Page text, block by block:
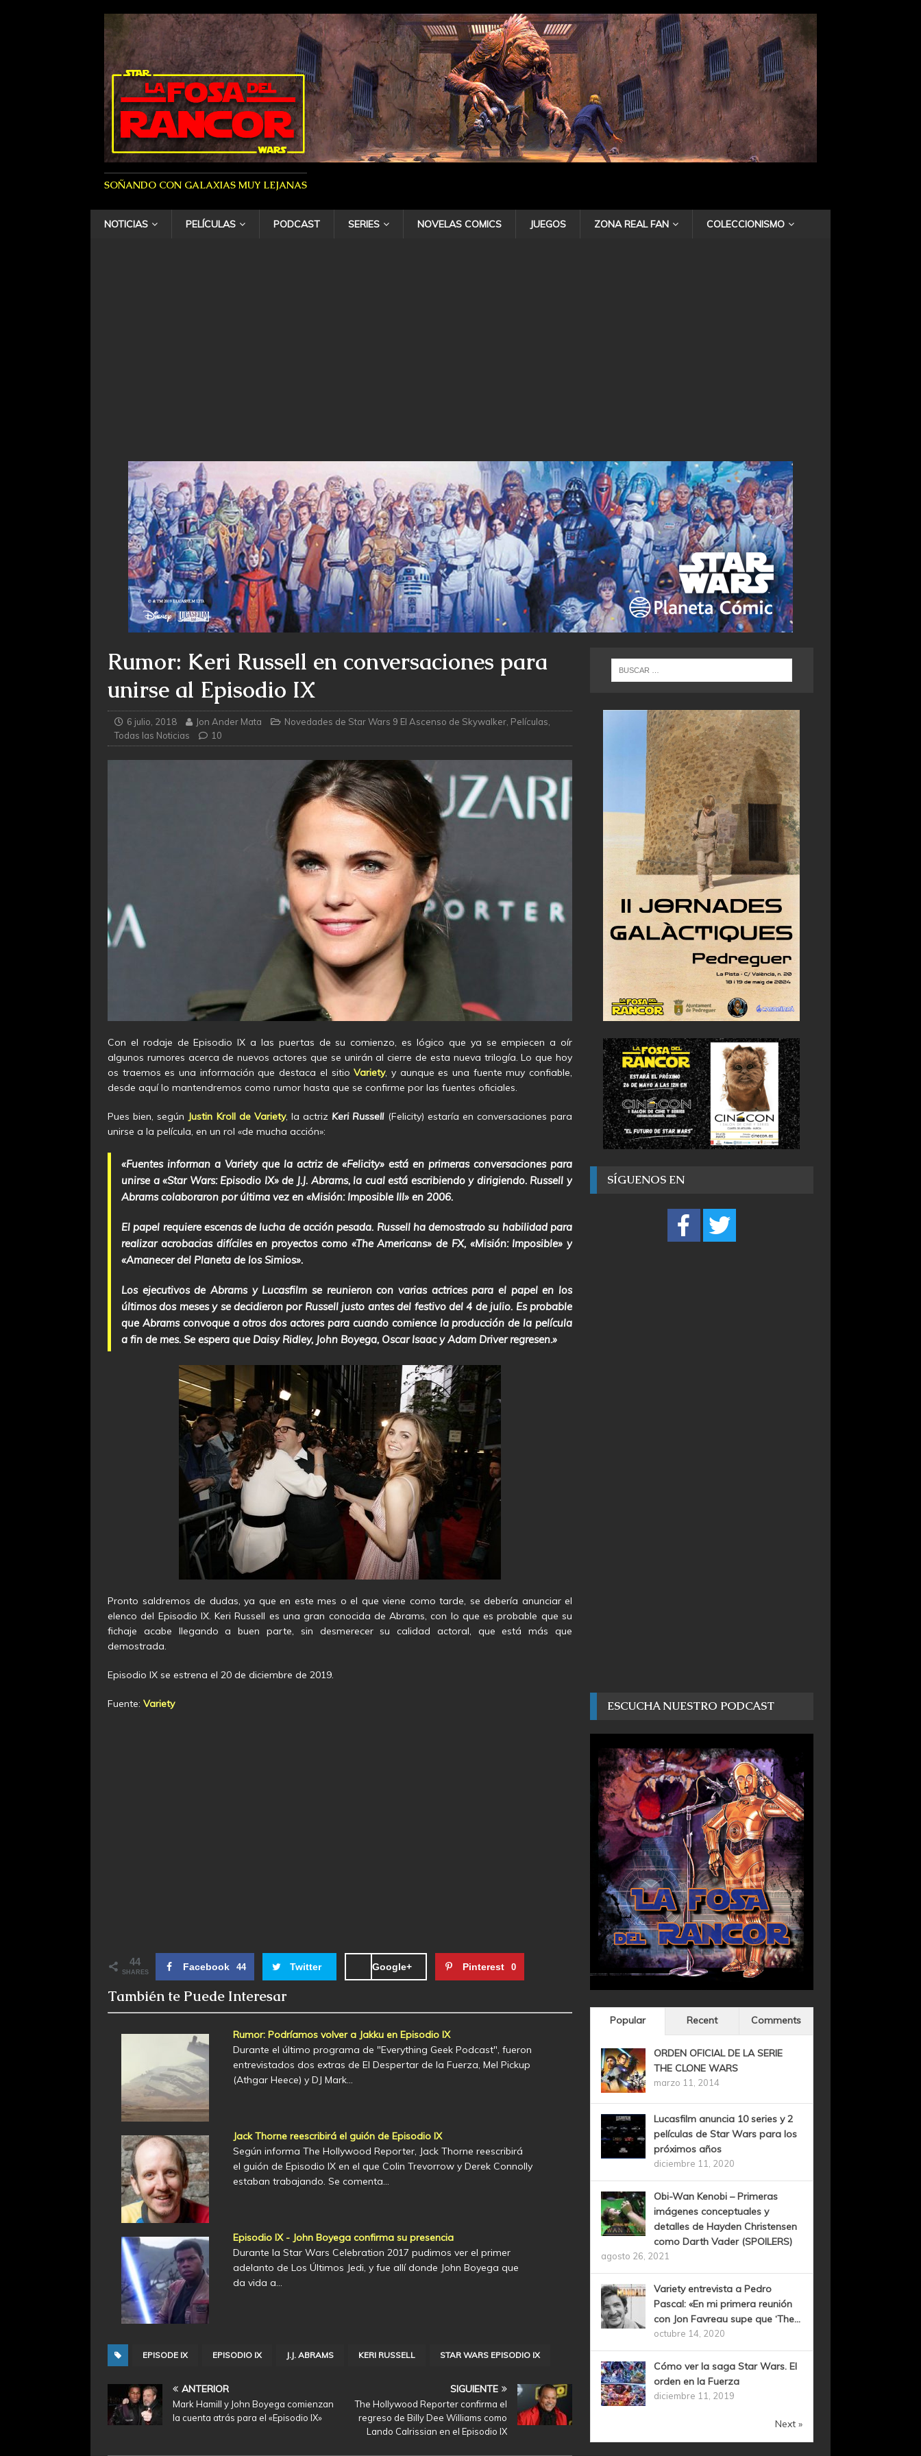
SOÑANDO CON GALAXIAS MUY LEJANAS
NOTICIAS PELÍCULAS PODCAST SERIES NOVELAS COMICS JUEGOS ZONA REAL FAN COLECCIONISMO
Rumor: Keri Russell en conversaciones para
unirse al Episodio IX
6 julio, 2018 Jon Ander Mata Novedades de Star Wars 9 El Ascenso de Skywalker Películas
Todas las Noticias
10
Con el rodaje de Episodio IX a las puertas de su comienzo, es lógico que ya se empiecen a oír
algunos rumores acerca de nuevos actores que se unirán al cierre de esta nueva trilogía. Lo que hoy
os traemos es una información que destaca el sitioVariety, y aunque es una fuente muy confiable,
desde aquí lo mantendremos como rumor hasta que se confirme por las fuentes oficiales.
Pues bien, según Justin Kroll de Variety, la actriz Keri Russell(Felicity) estaría en conversaciones para
unirse a la película, en un rol «de mucha acción»:
«Fuentes informan a Variety que la actriz de «Felicity» está en primeras conversaciones para
unirse a «Star Wars: Episodio IX» de J.J. Abrams, la cual está escribiendo y dirigiendo. Russell y
Abrams colaboraron por última vez en «Misión: Imposible III» en 2006.
El papel requiere escenas de lucha de acción pesada. Russell ha demostrado su habilidad para
realizar acrobacias difíciles en proyectos como «The Americans» de FX, «Misión: Imposible» y
«Amanecer del Planeta de los Simios».
Los ejecutivos de Abrams y Lucasfilm se reunieron con varias actrices para el papel en los
últimos dos meses y se decidieron por Russell justo antes del festivo del 4 de julio. Es probable
que Abrams convoque a otros dos actores para cuando comience la producción de la película
a fin de mes. Se espera que Daisy Ridley, John Boyega, Oscar Isaac y Adam Driver regresen.»
Pronto saldremos de dudas, ya que en este mes o el que viene como tarde, se debería anunciar el
elenco del Episodio IX. Keri Russell es una gran conocida de Abrams, con lo que es probable que su
fichaje acabe llegando a buen parte, sin desmerecer su calidad actoral, que está más que
demostrada.
Episodio IX se estrena el 20 de diciembre de 2019.
Fuente: Variety
44
SHARES Facebook 44 Twitter Google+ Pinterest 0
También te Puede Interesar
Rumor: Podríamos volver a Jakku en Episodio IX
Durante el último programa de "Everything Geek Podcast", fueron
entrevistados dos extras de El Despertar de la Fuerza, Mel Pickup
(Athgar Heece) y DJ Mark…
Jack Thorne reescribirá el guión de Episodio IX
Según informa The Hollywood Reporter, Jack Thorne reescribirá
el guión de Episodio IX en el que Colin Trevorrow y Derek Connolly
estaban trabajando. Se comenta…
Episodio IX - John Boyega confirma su presencia
Durante la Star Wars Celebration 2017 pudimos ver el primer
adelanto de Los Últimos Jedi, y fue allí donde John Boyega que
da vida a…
EPISODE IX EPISODIO IX J.J. ABRAMS KERI RUSSELL STAR WARS EPISODIO IX
ANTERIOR
Mark Hamill y John Boyega comienzan
la cuenta atrás para el «Episodio IX»
SIGUIENTE
The Hollywood Reporter confirma el
regreso de Billy Dee Williams como
Lando Calrissian en el Episodio IX
SÍGUENOS EN
ESCUCHA NUESTRO PODCAST
Popular Recent Comments
ORDEN OFICIAL DE LA SERIE
THE CLONE WARS
marzo 11, 2014
Lucasfilm anuncia 10 series y 2
películas de Star Wars para los
próximos años
diciembre 11, 2020
Obi-Wan Kenobi – Primeras
imágenes conceptuales y
detalles de Hayden Christensen
como Darth Vader (SPOILERS)
agosto 26, 2021
Variety entrevista a Pedro
Pascal: «En mi primera reunión
con Jon Favreau supe que ‘The...
octubre 14, 2020
Cómo ver la saga Star Wars. El
orden en la Fuerza
diciembre 11, 2019
Next »